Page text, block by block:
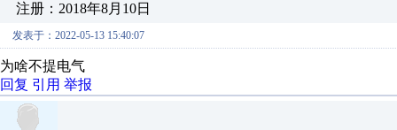
注册：2018年8月10日
发表于：2022-05-13 15:40:07
为啥不提电气
回复 引用 举报